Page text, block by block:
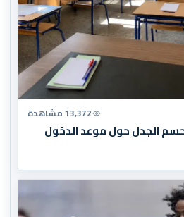
13,372 مشاهدة
تحسم الجدل حول موعد الدخول